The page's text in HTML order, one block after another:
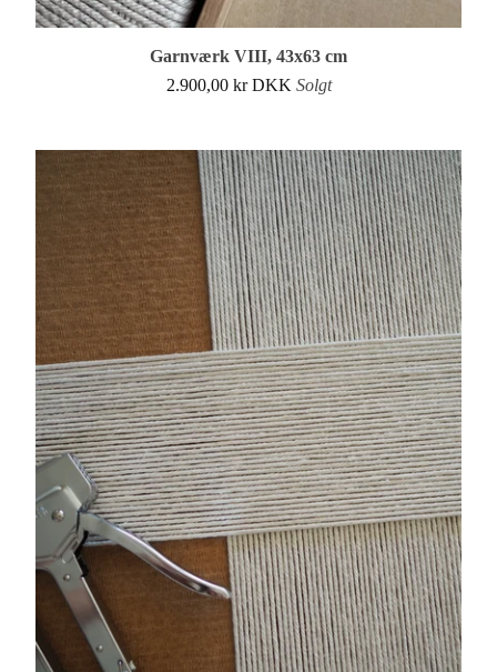
Garnværk VIII, 43x63 cm
2.900,00 kr DKK Solgt